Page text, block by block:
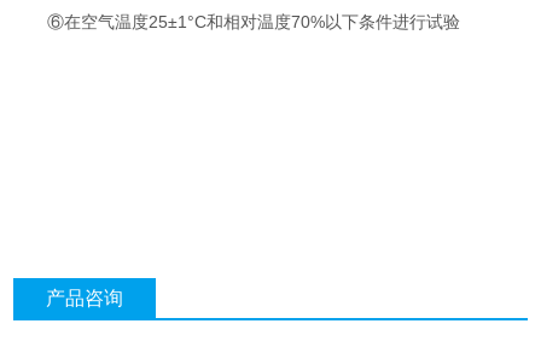
⑥在空气温度25±1°C和相对温度70%以下条件进行试验
产品咨询